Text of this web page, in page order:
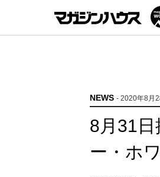
NEWS - 2020年8月
8月31
ー・ホワ